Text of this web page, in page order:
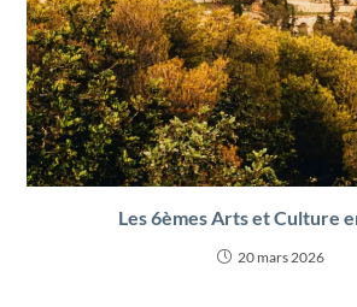
Les 6èmes Arts et Culture
20 mars 2026